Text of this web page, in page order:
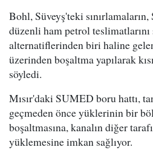
Bohl, Süveyş'teki
düzenli ham petrol
alternatiflerinden biri haline
üzerinden boşaltma yapılarak
söyledi.
Mısır'daki SUMED boru hattı,
geçmeden önce yüklerinin bir
boşaltmasına, kanalın diğer
yüklemesine imkan sağlıyor.